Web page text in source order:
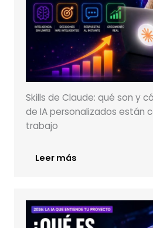
Skills de Claude: qué son y
de IA personalizados están
trabajo
Leer más